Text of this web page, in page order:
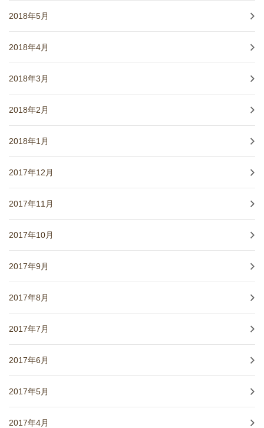
2018年5月
2018年4月
2018年3月
2018年2月
2018年1月
2017年12月
2017年11月
2017年10月
2017年9月
2017年8月
2017年7月
2017年6月
2017年5月
2017年4月